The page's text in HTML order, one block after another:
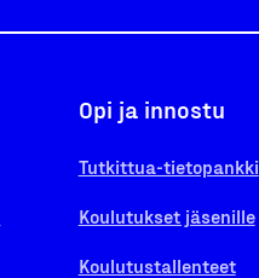
Opi ja innostu
Tutkittua-tietopankki
Koulutukset jäsenille
Koulutustallenteet